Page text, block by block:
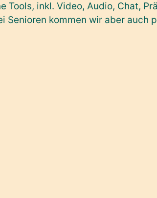
inkl. Video, Audio, Chat,
kommen wir aber auch